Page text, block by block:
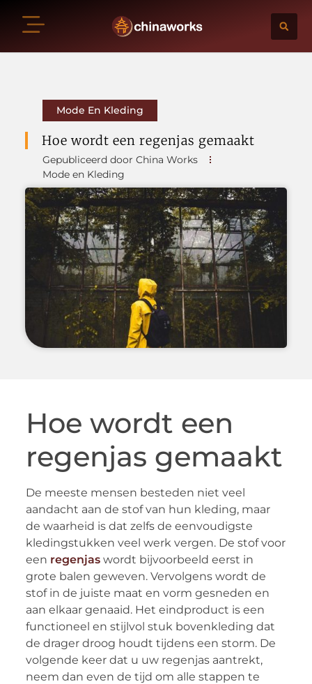
Mode En Kleding
Hoe wordt een regenjas gemaakt
Gepubliceerd door China Works
Mode en Kleding
Hoe wordt een
regenjas gemaakt
De meeste mensen besteden niet veel
aandacht aan de stof van hun kleding, maar
de waarheid is dat zelfs de eenvoudigste
kledingstukken veel werk vergen. De stof voor
een regenjaswordt bijvoorbeeld eerst in
grote balen geweven. Vervolgens wordt de
stof in de juiste maat en vorm gesneden en
aan elkaar genaaid. Het eindproduct is een
functioneel en stijlvol stuk bovenkleding dat
de drager droog houdt tijdens een storm. De
volgende keer dat u uw regenjas aantrekt,
neem dan even de tijd om alle stappen te